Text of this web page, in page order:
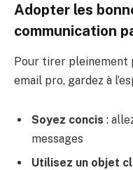
Adopter les
communication
Pour tirer pleinement
email pro, gardez à
Soyez concis :
messages
Utilisez un objet